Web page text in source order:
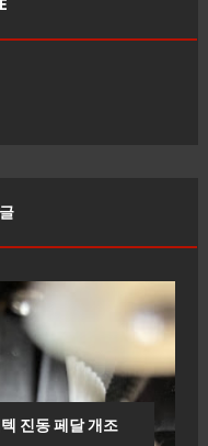
진동 페달 개조